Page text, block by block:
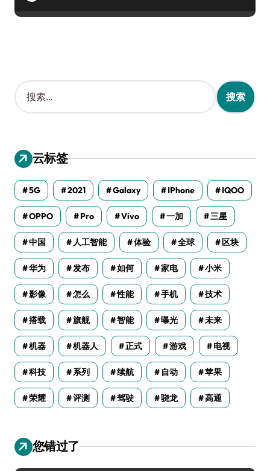
搜
索
：
云标签
5G 2021 Galaxy IPhone IQOO
OPPO Pro Vivo 一加 三星
中国 人工智能 体验 全球 区块
华为 发布 如何 家电 小米
影像 怎么 性能 手机 技术
搭载 旗舰 智能 曝光 未来
机器 机器人 正式 游戏 电视
科技 系列 续航 自动 苹果
荣耀 评测 驾驶 骁龙 高通
您错过了